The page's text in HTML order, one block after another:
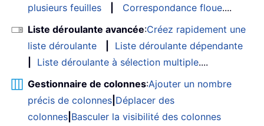
plusieurs feuilles
Correspondance floue....
Liste déroulante avancée:Créez rapidement une
liste déroulante
Liste déroulante dépendante
Liste déroulante à sélection multiple....
Gestionnaire de colonnes:Ajouter un nombre
précis de colonnes Déplacer des
colonnes Basculer la visibilité des colonnes